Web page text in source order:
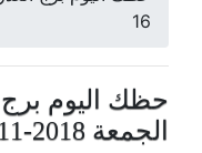
16
حظك اليوم برج
الجمعة 2018-11-16